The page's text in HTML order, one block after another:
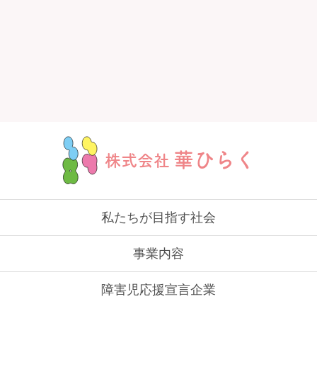
株式会社 華ひらく
私たちが目指す社会
事業内容
障害児応援宣言企業